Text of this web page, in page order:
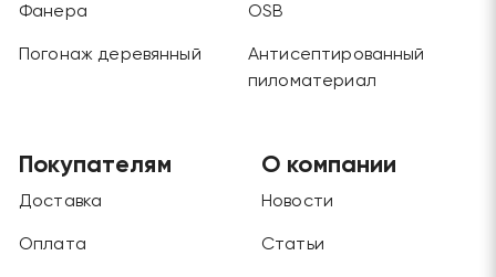
Фанера OSB
Погонаж деревянный
Антисептированный
пиломатериал
Покупателям
Доставка
Оплата
О компании
Новости
Статьи